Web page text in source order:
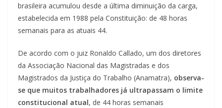
brasileira acumulou desde a última diminuição da carga,
estabelecida em 1988 pela Constituição: de 48 horas
semanais para as atuais 44.
De acordo com o juiz Ronaldo Callado, um dos diretores
da Associação Nacional das Magistradas e dos
Magistrados da Justiça do Trabalho (Anamatra), observa-
se que muitos trabalhadores já ultrapassam o limite
constitucional atual, de 44 horas semanais